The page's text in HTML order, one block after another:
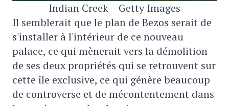
Indian Creek – Getty Images
Il semblerait que le plan de Bezos serait de
s'installer à l'intérieur de ce nouveau
palace, ce qui mènerait vers la démolition
de ses deux propriétés qui se retrouvent sur
cette île exclusive, ce qui génère beaucoup
de controverse et de mécontentement dans